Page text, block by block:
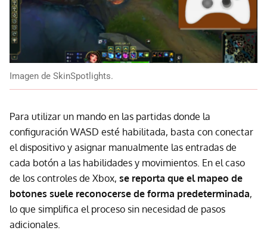
Imagen de SkinSpotlights.
Para utilizar un mando en las partidas donde la
configuración WASD esté habilitada, basta con conectar
el dispositivo y asignar manualmente las entradas de
cada botón a las habilidades y movimientos. En el caso
de los controles de Xbox, se reporta que el mapeo de
botones suele reconocerse de forma predeterminada,
lo que simplifica el proceso sin necesidad de pasos
adicionales.